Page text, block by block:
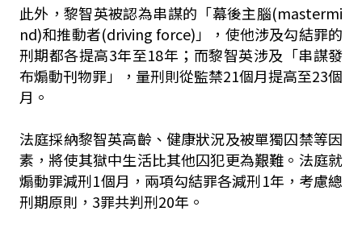
此外，黎智英被認為串謀的「幕後主腦(mastermi
nd)和推動者(driving force)」，使他涉及勾結罪的
刑期都各提高3年至18年；而黎智英涉及「串謀發
布煽動刊物罪」，量刑則從監禁21個月提高至23個
月。
法庭採納黎智英高齡、健康狀況及被單獨囚禁等因
素，將使其獄中生活比其他囚犯更為艱難。法庭就
煽動罪減刑1個月，兩項勾結罪各減刑1年，考慮總
刑期原則，3罪共判刑20年。